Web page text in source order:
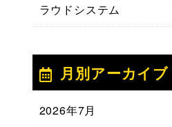
ラウドシステム
月別アーカイブ
2026年7月